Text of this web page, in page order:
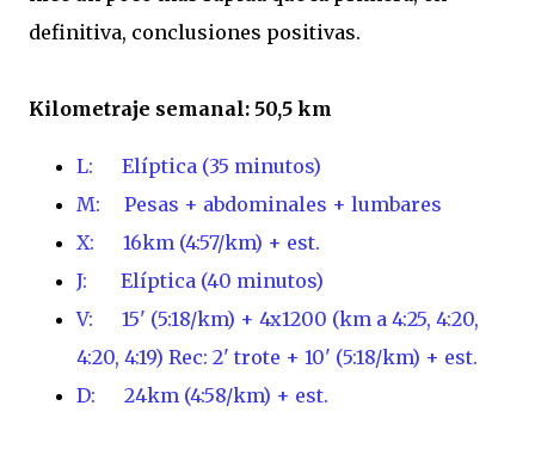
definitiva, conclusiones positivas.
Kilometraje semanal: 50,5 km
L: Elíptica (35 minutos)
M: Pesas + abdominales + lumbares
X: 16km (4:57/km) + est.
J: Elíptica (40 minutos)
V: 15' (5:18/km) + 4x1200 (km a 4:25, 4:20,
4:20, 4:19) Rec: 2' trote + 10' (5:18/km) + est.
D:
24km (4:58/km) + est.